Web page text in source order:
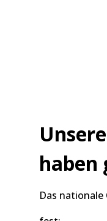
haben
Das nationale